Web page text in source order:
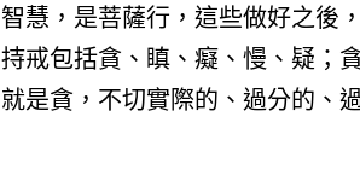
慧，是菩薩行，這些做好之後，
戒包括貪、瞋、癡、慢、疑；
是貪，不切實際的、過分的、